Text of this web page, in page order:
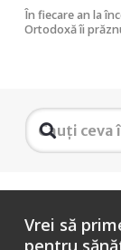
În fiecare an la
Ortodoxă îi
Vrei să
pentru